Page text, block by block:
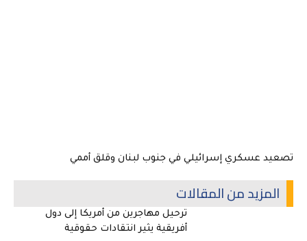
تصعيد عسكري إسرائيلي في جنوب لبنان وقلق أممي
المزيد من المقالات
ترحيل مهاجرين من أمريكا إلى دول
أفريقية يثير انتقادات حقوقية